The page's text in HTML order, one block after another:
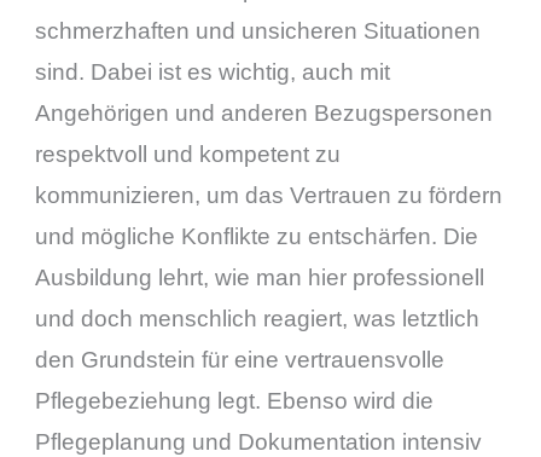
schmerzhaften und unsicheren Situationen
sind. Dabei ist es wichtig, auch mit
Angehörigen und anderen Bezugspersonen
respektvoll und kompetent zu
kommunizieren, um das Vertrauen zu fördern
und mögliche Konflikte zu entschärfen. Die
Ausbildung lehrt, wie man hier professionell
und doch menschlich reagiert, was letztlich
den Grundstein für eine vertrauensvolle
Pflegebeziehung legt. Ebenso wird die
Pflegeplanung und Dokumentation intensiv